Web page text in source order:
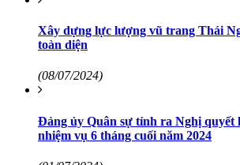
Xây dựng lực lượng vũ trang Thái
toàn diện
(08/07/2024)
Đảng ủy Quân sự tỉnh ra Nghị quyết
nhiệm vụ 6 tháng cuối năm 2024